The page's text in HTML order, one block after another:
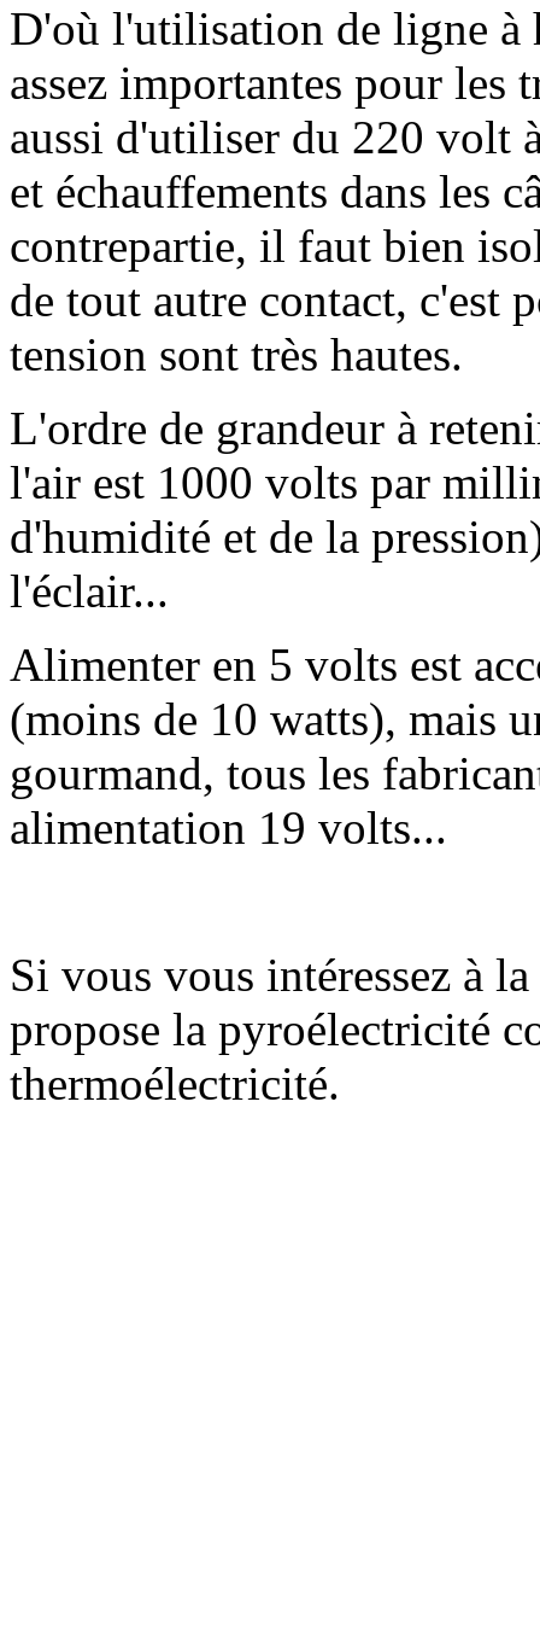
D'où l'utilisation de ligne à
assez importantes pour
aussi d'utiliser du 220 volt
et échauffements dans les
contrepartie, il faut bien
de tout autre contact, c'est
tension sont très hautes.
L'ordre de grandeur à
l'air est 1000 volts par
d'humidité et de la
l'éclair...
Alimenter en 5 volts est
(moins de 10 watts), mais
gourmand, tous les
alimentation 19 volts...
Si vous vous intéressez à
propose la pyroélectricité
thermoélectricité.